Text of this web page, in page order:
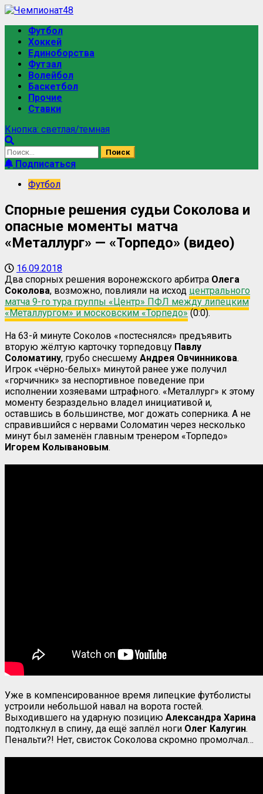
Футбол
Хоккей
Единоборства
Футзал
Волейбол
Баскетбол
Прочие
Ставки
Кнопка: светлая/темная
Подписаться
Футбол
Спорные решения судьи Соколова и
опасные моменты матча
«Металлург» — «Торпедо» (видео)
16.09.2018
Два спорных решения воронежского арбитра Олега
Соколова, возможно, повлияли на исход центрального
матча 9-го тура группы «Центр» ПФЛ между липецким
«Металлургом» и московским «Торпедо»(0:0).
На 63-й минуте Соколов «постеснялся» предъявить
вторую жёлтую карточку торпедовцу Павлу
Соломатину, грубо снесшему Андрея Овчинникова.
Игрок «чёрно-белых» минутой ранее уже получил
«горчичник» за неспортивное поведение при
исполнении хозяевами штрафного. «Металлург» к этому
моменту безраздельно владел инициативой и,
оставшись в большинстве, мог дожать соперника. А не
справившийся с нервами Соломатин через несколько
минут был заменён главным тренером «Торпедо»
Игорем Колывановым.
Уже в компенсированное время липецкие футболисты
устроили небольшой навал на ворота гостей.
Выходившего на ударную позицию Александра Харина
подтолкнул в спину, да ещё заплёл ноги Олег Калугин.
Пенальти?! Нет, свисток Соколова скромно промолчал…